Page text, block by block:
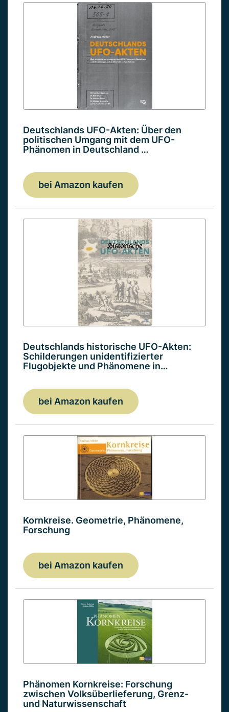
Deutschlands UFO-Akten: Über den
politischen Umgang mit dem UFO-
Phänomen in Deutschland …
bei Amazon kaufen
Deutschlands historische UFO-Akten:
Schilderungen unidentifizierter
Flugobjekte und Phänomene in…
bei Amazon kaufen
Kornkreise. Geometrie, Phänomene,
Forschung
bei Amazon kaufen
Phänomen Kornkreise: Forschung
zwischen Volksüberlieferung, Grenz-
und Naturwissenschaft